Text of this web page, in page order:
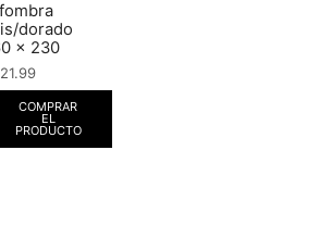
dorado
x 230
COMPRAR
EL
PRODUCTO